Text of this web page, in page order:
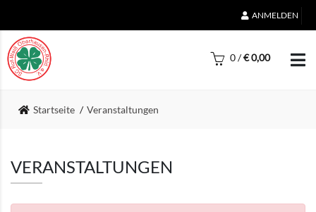
ANMELDEN
0/€0,00
Startseite Veranstaltungen
VERANSTALTUNGEN